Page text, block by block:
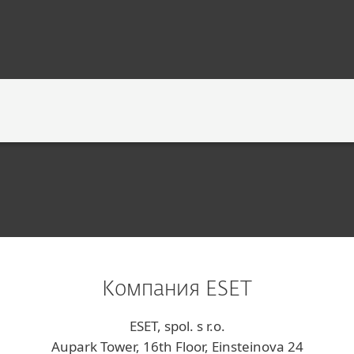
Компания ESET
ESET, spol. s r.o.
Aupark Tower, 16th Floor, Einsteinova 24